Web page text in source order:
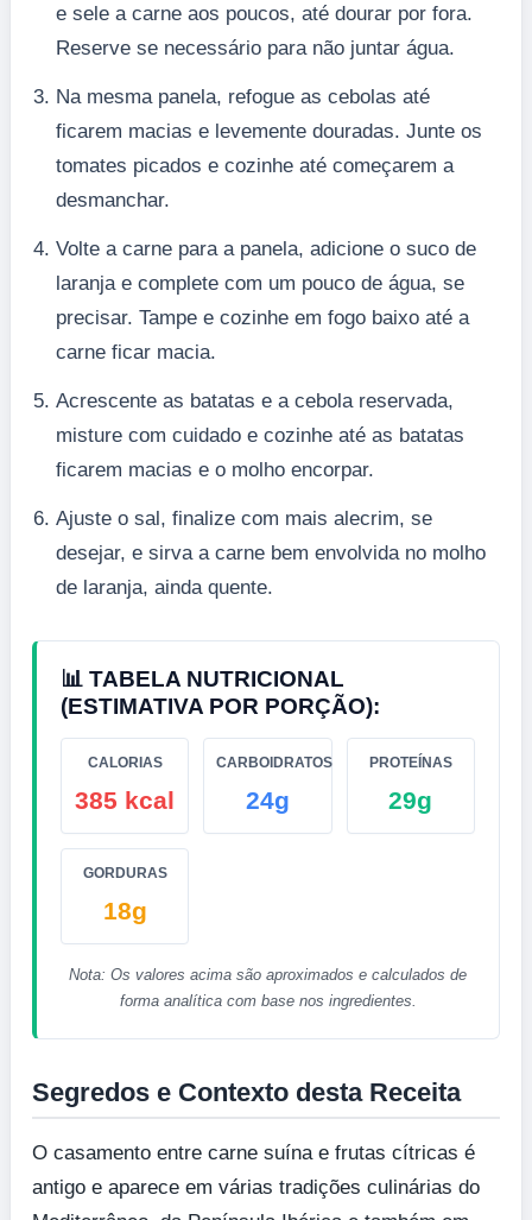
e sele a carne aos poucos, até dourar por fora.
Reserve se necessário para não juntar água.
Na mesma panela, refogue as cebolas até
ficarem macias e levemente douradas. Junte os
tomates picados e cozinhe até começarem a
desmanchar.
Volte a carne para a panela, adicione o suco de
laranja e complete com um pouco de água, se
precisar. Tampe e cozinhe em fogo baixo até a
carne ficar macia.
Acrescente as batatas e a cebola reservada,
misture com cuidado e cozinhe até as batatas
ficarem macias e o molho encorpar.
Ajuste o sal, finalize com mais alecrim, se
desejar, e sirva a carne bem envolvida no molho
de laranja, ainda quente.
📊 TABELA NUTRICIONAL
(ESTIMATIVA POR PORÇÃO):
CALORIAS
385 kcal
CARBOIDRATOS
24g
PROTEÍNAS
29g
GORDURAS
18g
Nota: Os valores acima são aproximados e calculados de
forma analítica com base nos ingredientes.
Segredos e Contexto desta Receita
O casamento entre carne suína e frutas cítricas é
antigo e aparece em várias tradições culinárias do